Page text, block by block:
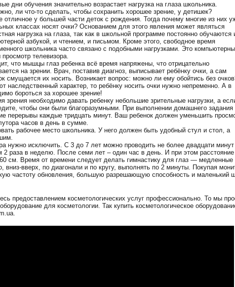
дни обучения значительно возрастает нагрузка на глаза школьника.
ли что-то сделать, чтобы сохранить хорошее зрение, у детишек?
отличное у большей части деток с рождения. Тогда почему многие из них
классах носят очки? Основанием для этого явления может являться
нагрузка на глаза, так как в школьной программе постоянно обучаются
азбукой, и чтением, и письмом. Кроме этого, свободное время
школьника часто связано с подобными нагрузками. Это
просмотр телевизора.
что мышцы глаз ребенка всё время напряжены, что отрицательно
на зрении. Врач, поставив диагноз, выписывает ребёнку очки, а сам
смущается их носить. Возникает вопрос: можно ли ему обойтись без
наследственный характер, то ребёнку носить очки нужно непременно. А в
бороться за хорошее зрение!
зрения необходимо давать ребенку небольшие зрительные нагрузки, а
чтобы они были благоразумными. При выполнении домашнего задания
перерывы каждые тридцать минут. Ваш ребенок должен уменьшить
часов в день в сумме.
рабочее место школьника. У него должен быть удобный стул и стол, а
нужно исключить. С 3 до 7 лет можно проводить не более двадцати минут
раза в неделю. После семи лет – один час в день. И при этом
см. Время от времени следует делать гимнастику для глаз — медленные
вниз-вверх, по диагонали и по кругу, выполнять по 2 минуты. Покупая
частоту обновления, большую разрешающую способность и маленький
предоставлением косметологических услуг профессионально. То мы
для косметологии. Так купить косметологическое